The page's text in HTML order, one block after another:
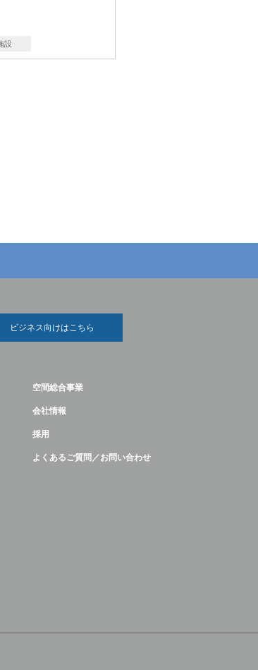
設
ビジネス向けはこちら
空間総合事業
会社情報
採用
よくあるご質問／お問い合わせ